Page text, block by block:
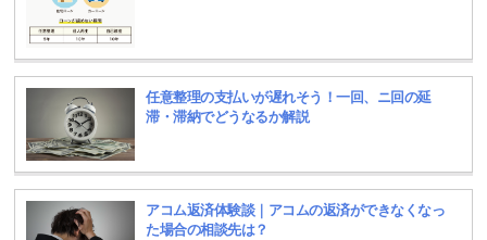
任意整理の支払いが遅れそう！一回、ニ回の延
滞・滞納でどうなるか解説
アコム返済体験談｜アコムの返済ができなくなっ
た場合の相談先は？